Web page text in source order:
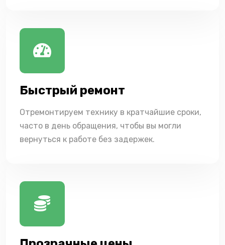
Быстрый ремонт
Отремонтируем технику в кратчайшие сроки,
часто в день обращения, чтобы вы могли
вернуться к работе без задержек.